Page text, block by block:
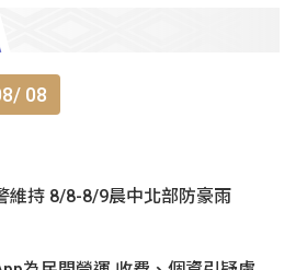
08
維持 8/8-8/9晨中北部防豪雨